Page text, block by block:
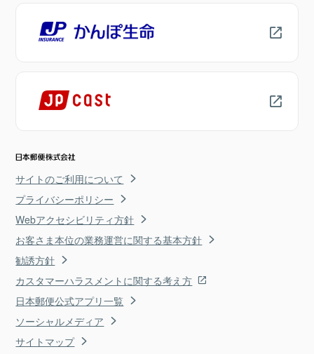
サイトのご利用について
プライバシーポリシー
Webアクセシビリティ方針
お客さま本位の業務運営に関する基本方針
勧誘方針
カスタマーハラスメントに関する考え方
日本郵便公式アプリ一覧
ソーシャルメディア
サイトマップ